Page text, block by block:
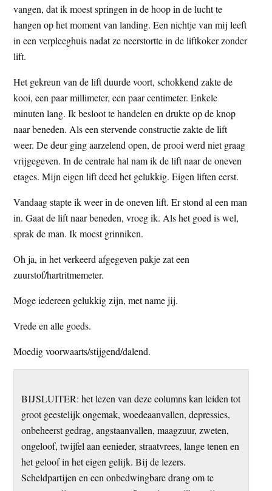
vangen, dat ik moest springen in de hoop in de lucht te
hangen op het moment van landing. Een nichtje van mij leeft
in een verpleeghuis nadat ze neerstortte in de liftkoker zonder
lift.
Het gekreun van de lift duurde voort, schokkend zakte de
kooi, een paar millimeter, een paar centimeter. Enkele
minuten lang. Ik besloot te handelen en drukte op de knop
naar beneden. Als een stervende constructie zakte de lift
weer. De deur ging aarzelend open, de prooi werd niet graag
vrijgegeven. In de centrale hal nam ik de lift naar de oneven
etages. Mijn eigen lift deed het gelukkig. Eigen liften eerst.
Vandaag stapte ik weer in de oneven lift. Er stond al een man
in. Gaat de lift naar beneden, vroeg ik. Als het goed is wel,
sprak de man. Ik moest grinniken.
Oh ja, in het verkeerd afgegeven pakje zat een
zuurstof/hartritmemeter.
Moge iedereen gelukkig zijn, met name jij.
Vrede en alle goeds.
Moedig voorwaarts/stijgend/dalend.
BIJSLUITER: het lezen van deze columns kan leiden tot
groot geestelijk ongemak, woedeaanvallen, depressies,
onbeheerst gedrag, angstaanvallen, maagzuur, zweten,
ongeloof, twijfel aan eenieder, straatvrees, lange tenen en
het geloof in het eigen gelijk. Bij de lezers.
Scheldpartijen en een onbedwingbare drang om te